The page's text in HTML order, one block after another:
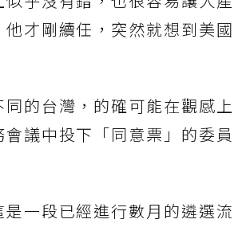
他才剛續任，突然就想到美國
的台灣，的確可能在觀感上
議中投下「同意票」的委員
一段已經進行數月的遴選流